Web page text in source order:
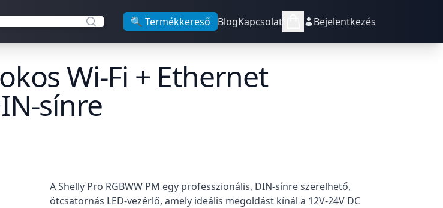
🔍 Termékkereső BlogKapcsolat Bejelentkezés
Wi-Fi + Ethernet
sínre
Termékleírás
A Shelly Pro RGBWW PM egy professzionális, DIN-sínre szerelhető,
ötcsatornás LED-vezérlő, amely ideális megoldást kínál a 12V-24V DC